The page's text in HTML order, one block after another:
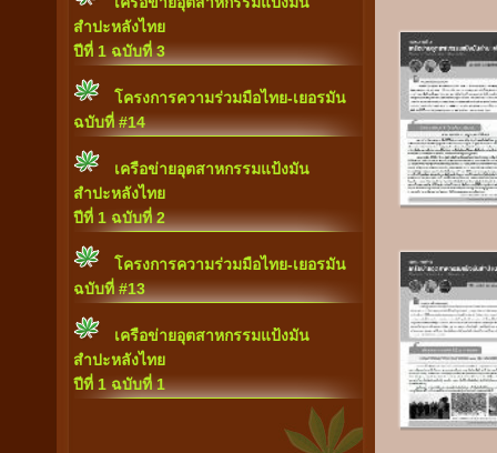
สำปะหลังไทย
ปีที่ 1 ฉบับที่ 3
โครงการความร่วมมือไทย-เยอรมัน
ฉบับที่ #14
เครือข่ายอุตสาหกรรมแป้งมัน
สำปะหลังไทย
ปีที่ 1 ฉบับที่ 2
โครงการความร่วมมือไทย-เยอรมัน
ฉบับที่ #13
เครือข่ายอุตสาหกรรมแป้งมัน
สำปะหลังไทย
ปีที่ 1 ฉบับที่ 1